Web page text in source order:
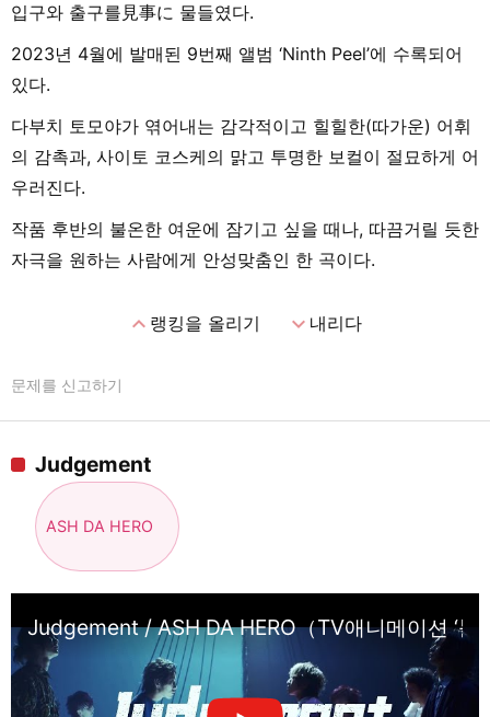
입구와 출구를見事に 물들였다.
2023년 4월에 발매된 9번째 앨범 ‘Ninth Peel’에 수록되어
있다.
다부치 토모야가 엮어내는 감각적이고 힐힐한(따가운) 어휘
의 감촉과, 사이토 코스케의 맑고 투명한 보컬이 절묘하게 어
우러진다.
작품 후반의 불온한 여운에 잠기고 싶을 때나, 따끔거릴 듯한
자극을 원하는 사람에게 안성맞춤인 한 곡이다.
expand_less랭킹을 올리기 expand_more내리다
문제를 신고하기
Judgement
ASH DA HERO
Judgement / ASH DA HERO（TV애니메이션 ‘블